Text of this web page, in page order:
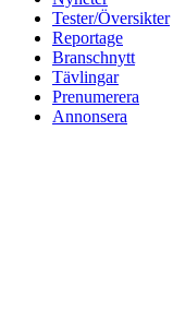
Tester/Översikter
Reportage
Branschnytt
Tävlingar
Prenumerera
Annonsera